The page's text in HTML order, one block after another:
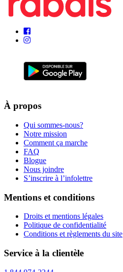
À propos
Qui sommes-nous?
Notre mission
Comment ça marche
FAQ
Blogue
Nous joindre
S’inscrire à l’infolettre
Mentions et conditions
Droits et mentions légales
Politique de confidentialité
Conditions et règlements du site
Service à la clientèle